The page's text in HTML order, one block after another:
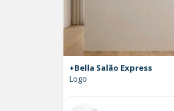
+Bella Salão Express
Logo